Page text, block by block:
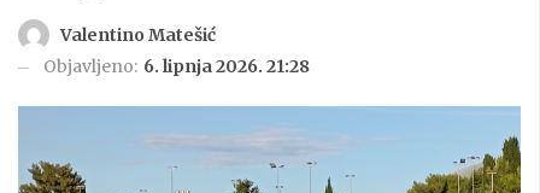
Valentino Matešić
Objavljeno: 6. lipnja 2026. 21:28